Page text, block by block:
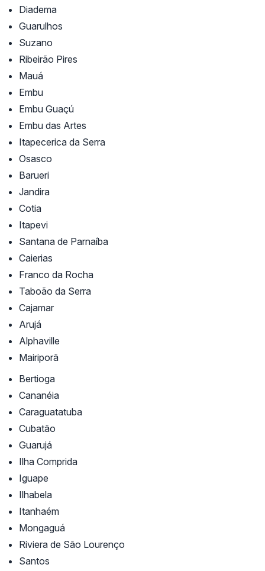
Diadema
Guarulhos
Suzano
Ribeirão Pires
Mauá
Embu
Embu Guaçú
Embu das Artes
Itapecerica da Serra
Osasco
Barueri
Jandira
Cotia
Itapevi
Santana de Parnaíba
Caierias
Franco da Rocha
Taboão da Serra
Cajamar
Arujá
Alphaville
Mairiporã
Bertioga
Cananéia
Caraguatatuba
Cubatão
Guarujá
Ilha Comprida
Iguape
Ilhabela
Itanhaém
Mongaguá
Riviera de São Lourenço
Santos